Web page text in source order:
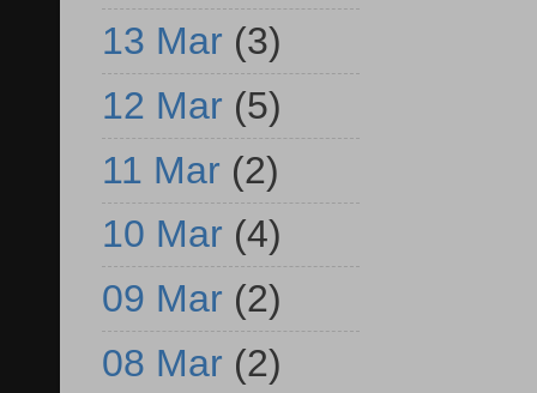
13 Mar (3)
12 Mar (5)
11 Mar (2)
10 Mar (4)
09 Mar (2)
08 Mar (2)